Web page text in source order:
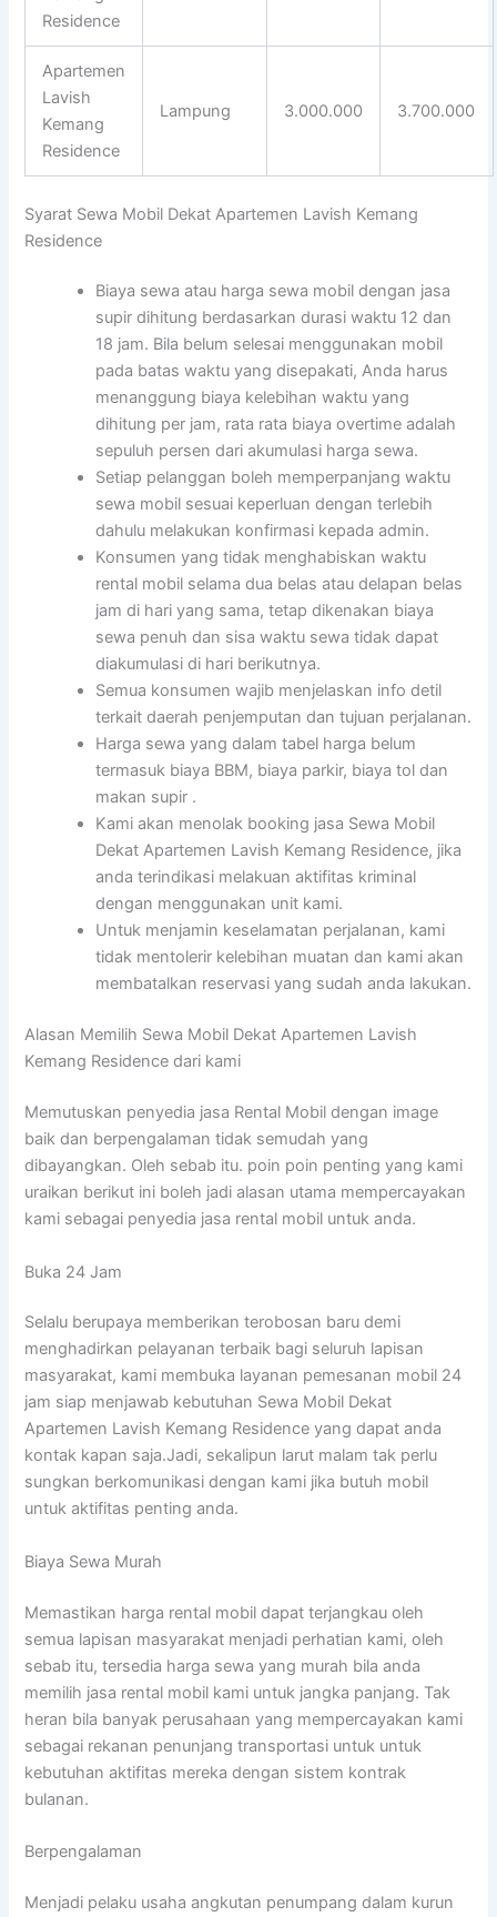
Residence
Apartemen
Lavish
Kemang
Residence
Lampung 3.000.000 3.700.000
Syarat Sewa Mobil Dekat Apartemen Lavish Kemang
Residence
Biaya sewa atau harga sewa mobil dengan jasa
supir dihitung berdasarkan durasi waktu 12 dan
18 jam. Bila belum selesai menggunakan mobil
pada batas waktu yang disepakati, Anda harus
menanggung biaya kelebihan waktu yang
dihitung per jam, rata rata biaya overtime adalah
sepuluh persen dari akumulasi harga sewa.
Setiap pelanggan boleh memperpanjang waktu
sewa mobil sesuai keperluan dengan terlebih
dahulu melakukan konfirmasi kepada admin.
Konsumen yang tidak menghabiskan waktu
rental mobil selama dua belas atau delapan belas
jam di hari yang sama, tetap dikenakan biaya
sewa penuh dan sisa waktu sewa tidak dapat
diakumulasi di hari berikutnya.
Semua konsumen wajib menjelaskan info detil
terkait daerah penjemputan dan tujuan perjalanan.
Harga sewa yang dalam tabel harga belum
termasuk biaya BBM, biaya parkir, biaya tol dan
makan supir .
Kami akan menolak booking jasa Sewa Mobil
Dekat Apartemen Lavish Kemang Residence, jika
anda terindikasi melakuan aktifitas kriminal
dengan menggunakan unit kami.
Untuk menjamin keselamatan perjalanan, kami
tidak mentolerir kelebihan muatan dan kami akan
membatalkan reservasi yang sudah anda lakukan.
Alasan Memilih Sewa Mobil Dekat Apartemen Lavish
Kemang Residence dari kami
Memutuskan penyedia jasa Rental Mobil dengan image
baik dan berpengalaman tidak semudah yang
dibayangkan. Oleh sebab itu. poin poin penting yang kami
uraikan berikut ini boleh jadi alasan utama mempercayakan
kami sebagai penyedia jasa rental mobil untuk anda.
Buka 24 Jam
Selalu berupaya memberikan terobosan baru demi
menghadirkan pelayanan terbaik bagi seluruh lapisan
masyarakat, kami membuka layanan pemesanan mobil 24
jam siap menjawab kebutuhan Sewa Mobil Dekat
Apartemen Lavish Kemang Residence yang dapat anda
kontak kapan saja.Jadi, sekalipun larut malam tak perlu
sungkan berkomunikasi dengan kami jika butuh mobil
untuk aktifitas penting anda.
Biaya Sewa Murah
Memastikan harga rental mobil dapat terjangkau oleh
semua lapisan masyarakat menjadi perhatian kami, oleh
sebab itu, tersedia harga sewa yang murah bila anda
memilih jasa rental mobil kami untuk jangka panjang. Tak
heran bila banyak perusahaan yang mempercayakan kami
sebagai rekanan penunjang transportasi untuk untuk
kebutuhan aktifitas mereka dengan sistem kontrak
bulanan.
Berpengalaman
Menjadi pelaku usaha angkutan penumpang dalam kurun